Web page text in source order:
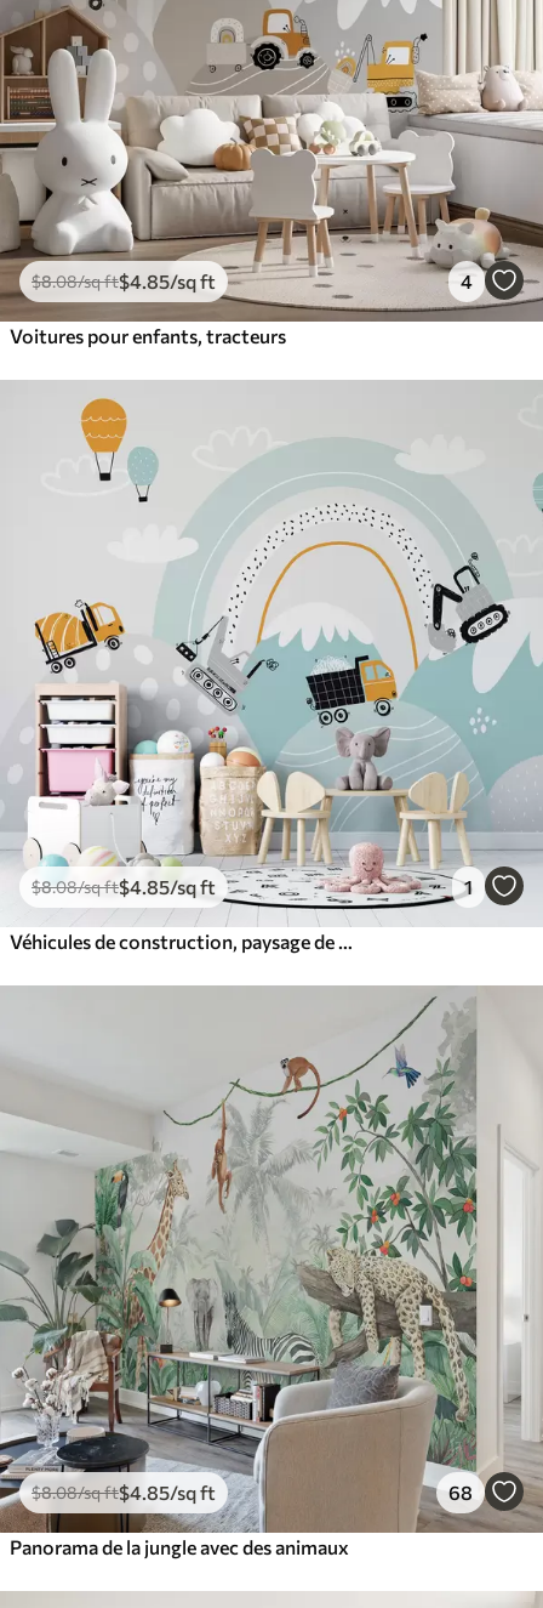
$8.08/sq ft$4 .85/sq ft 4
Voitures pour enfants, tracteurs
$8.08/sq ft$4 .85/sq ft 1
$8.08/sq ft$4 .85/sq ft 68
Panorama de la jungle avec des animaux